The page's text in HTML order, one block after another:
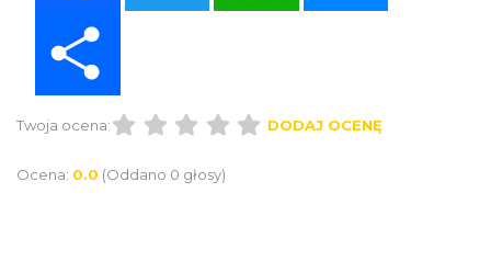
Twoja ocena: DODAJ OCENĘ
Ocena: 0.0 (Oddano 0 głosy)